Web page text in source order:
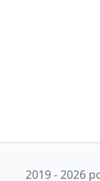
2019 - 2026